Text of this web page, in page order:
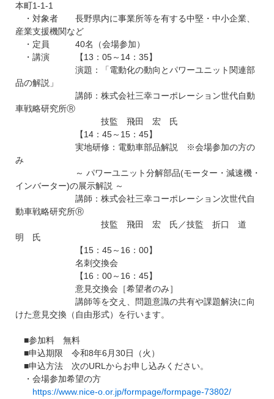
本町1-1-1
・対象者 長野県内に事業所等を有する中堅・中小企業、
産業支援機関など
・定員 40名（会場参加）
・講演 【13：05～14：35】
演題：「電動化の動向とパワーユニット関連部
品の解説」
講師：株式会社三幸コーポレーション世代自動
車戦略研究所Ⓡ
技監 飛田 宏 氏
【14：45～15：45】
実地研修：電動車部品解説 ※会場参加の方の
み
～ パワーユニット分解部品(モーター・減速機・
インバーター)の展示解説 ～
講師：株式会社三幸コーポレーション次世代自
動車戦略研究所Ⓡ
技監 飛田 宏 氏／技監 折口 道
明 氏
【15：45～16：00】
名刺交換会
【16：00～16：45】
意見交換会［希望者のみ］
講師等を交え、問題意識の共有や課題解決に向
けた意見交換（自由形式）を行います。
■参加料 無料
■申込期限 令和8年6月30日（火）
■申込方法 次のURLからお申し込みください。
・会場参加希望の方
https://www.nice-o.or.jp/formpage/formpage-73802/